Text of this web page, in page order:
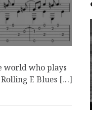
who plays
E Blues […]